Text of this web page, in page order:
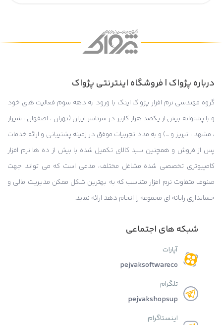
درباره پژواک | فروشگاه اینترنتی پژواک
گروه مهندسی نرم افزار پژواک اینک با ورود به دهه سوم فعالیت های خود
و با پشتوانه بیش از یکصد هزار کاربر در سرتاسر ایران (تهران ، اصفهان ، شیراز
، مشهد ، تبریز و …) و به مدد تجربیات موفق در زمینه پشتیبانی و ارائه خدمات
پس از فروش و همچنین سبد کالای تکمیل شده با بیش از ده ها نرم افزار
کامپیوتری تخصصی شده مشاغل مختلف، مدعی است که می تواند جهت
صنوف متفاوت نرم افزار متناسب که به بهترین شکل ممکن مدیریت مالی و
حسابداری رایانه ای مجموعه را انجام دهد ارائه نماید.
شبکه های اجتماعی
آپارات
pejvaksoftwareco
تلگرام
pejvakshopsup
اینستاگرام